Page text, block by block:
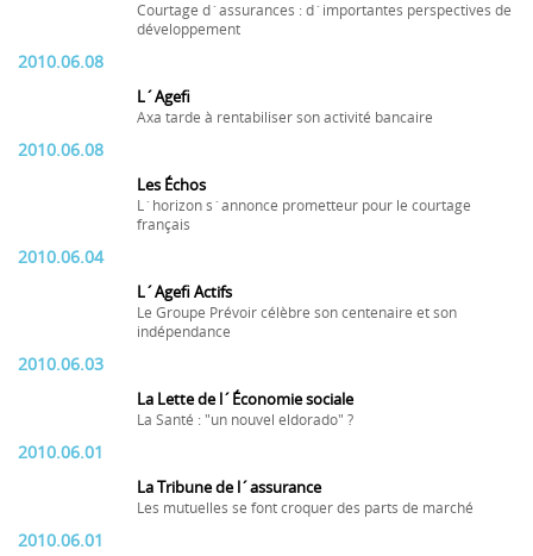
Courtage d´assurances : d´importantes perspectives de
développement
2010.06.08
L´Agefi
Axa tarde à rentabiliser son activité bancaire
2010.06.08
Les Échos
L´horizon s´annonce prometteur pour le courtage
français
2010.06.04
L´Agefi Actifs
Le Groupe Prévoir célèbre son centenaire et son
indépendance
2010.06.03
La Lette de l´Économie sociale
La Santé : "un nouvel eldorado" ?
2010.06.01
La Tribune de l´assurance
Les mutuelles se font croquer des parts de marché
2010.06.01